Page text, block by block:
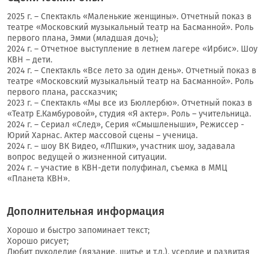
2025 г. – Спектакль «Маленькие женщины». Отчетный показ в
театре «Московский музыкальный театр на Басманной». Роль
первого плана, Эмми (младшая дочь);
2024 г. – Отчетное выступление в летнем лагере «Ирбис». Шоу
КВН – дети.
2024 г. – Спектакль «Все лето за один день». Отчетный показ в
театре «Московский музыкальный театр на Басманной». Роль
первого плана, рассказчик;
2023 г. – Спектакль «Мы все из Бюллербю». Отчетный показ в
«Театр Е.Камбуровой», студия «Я актер». Роль – учительница.
2024 г. – Сериал «След», Серия «Смышленыши», Режиссер -
Юрий Харнас. Актер массовой сцены – ученица.
2024 г. – шоу ВК Видео, «ЛПшки», участник шоу, задавала
вопрос ведущей о жизненной ситуации.
2024 г. – участие в КВН-дети полуфинал, съемка в ММЦ
«Планета КВН».
Дополнительная информация
Хорошо и быстро запоминает текст;
Хорошо рисует;